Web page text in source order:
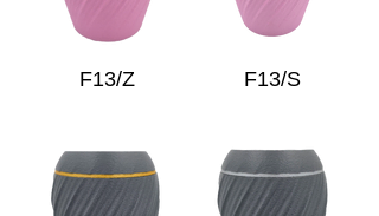
F13/Z F13/S